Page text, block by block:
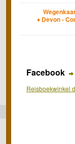
♦ Devon -
Facebook
Reisboekwinkel